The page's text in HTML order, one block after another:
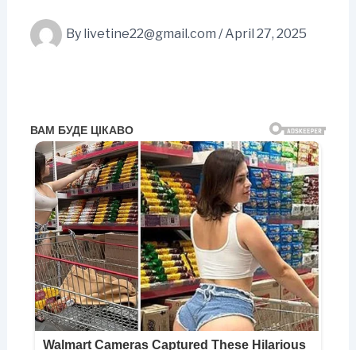
By livetine22@gmail.com /April 27, 2025